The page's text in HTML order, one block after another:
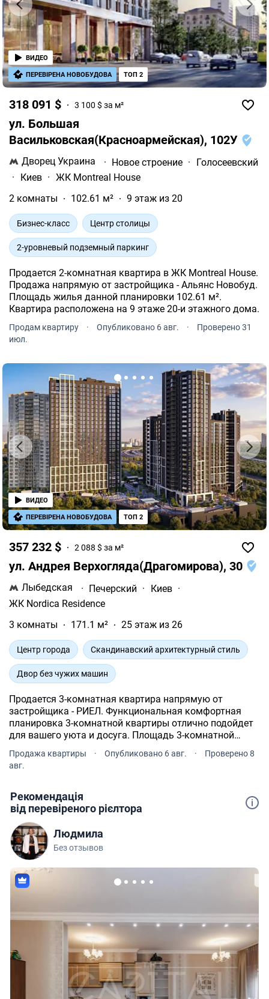
318 091 $ 3 100 $ за м²
ул. Большая
Васильковская(Красноармейская), 102У
Дворец Украина · Новое строение ·
Голосеевский
·
Киев · ЖК Montreal House
2 комнаты
102.61 м² 9 этаж из 20
Бизнес-класс Центр столицы
2-уровневый подземный паркинг
Продается 2-комнатная квартира в ЖК Montreal House.
Продажа напрямую от застройщика - Альянс Новобуд.
Площадь жилья данной планировки 102.61 м².
Квартира расположена на 9 этаже 20-и этажного дома.
Продам квартиру · Опубликовано 6 авг. ·
Проверено 31
июл.
ВИДЕО
ПЕРЕВІРЕНА НОВОБУДОВА ТОП 2
357 232 $ 2 088 $ за м²
ул. Андрея Верхогляда(Драгомирова), 30
Лыбедская · Печерский · Киев ·
ЖК Nordica Residence
3 комнаты
171.1 м² 25 этаж из 26
Центр города Скандинавский архитектурный стиль
Двор без чужих машин
Продается 3-комнатная квартира напрямую от
застройщика - РИЕЛ. Функциональная комфортная
планировка 3-комнатной квартиры отлично подойдет
для вашего уюта и досуга. Площадь 3-комнатной
квартиры - 171.1 м². Квартира расположена на 25
этаже 26-и этажного дома.
Продажа квартиры · Опубликовано 6 авг. ·
Проверено 8
авг.
ВИДЕО
ПЕРЕВІРЕНА НОВОБУДОВА ТОП 2
Рекомендація
від перевіреного рієлтора
Людмила
Без отзывов